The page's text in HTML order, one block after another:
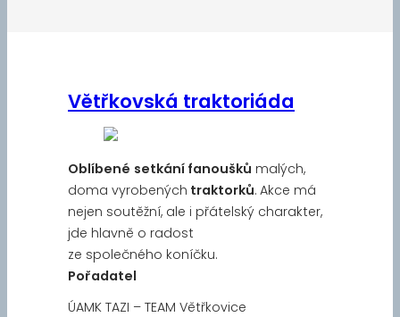
Větřkovská traktoriáda
Oblíbené setkání fanoušků malých,
doma vyrobených traktorků. Akce má
nejen soutěžní, ale i přátelský charakter,
jde hlavně o radost
ze společného koníčku.
Pořadatel
ÚAMK TAZI – TEAM Větřkovice